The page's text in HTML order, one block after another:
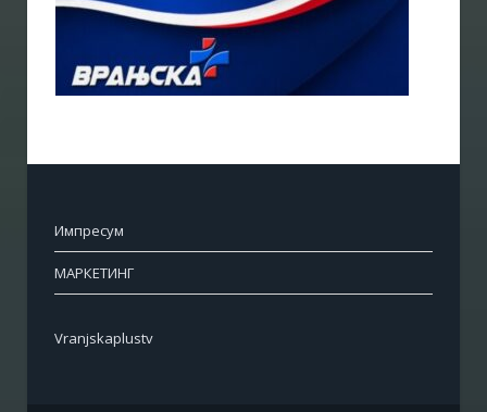
Импресум
МАРКЕТИНГ
Vranjskaplustv